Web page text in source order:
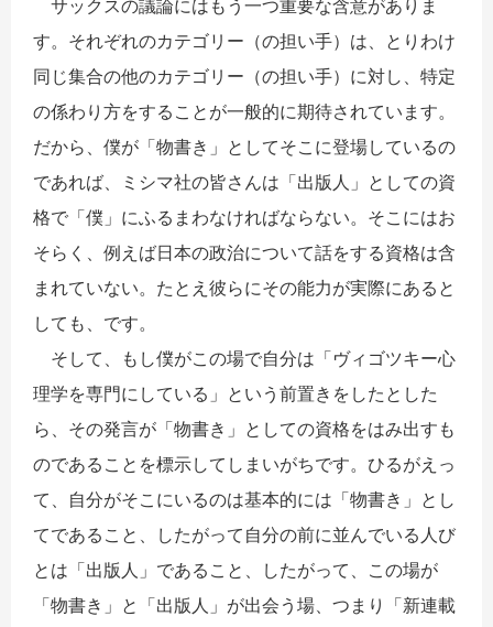
サックスの議論にはもう一つ重要な含意がありま
す。それぞれのカテゴリー（の担い手）は、とりわけ
同じ集合の他のカテゴリー（の担い手）に対し、特定
の係わり方をすることが一般的に期待されています。
だから、僕が「物書き」としてそこに登場しているの
であれば、ミシマ社の皆さんは「出版人」としての資
格で「僕」にふるまわなければならない。そこにはお
そらく、例えば日本の政治について話をする資格は含
まれていない。たとえ彼らにその能力が実際にあると
しても、です。
そして、もし僕がこの場で自分は「ヴィゴツキー心
理学を専門にしている」という前置きをしたとした
ら、その発言が「物書き」としての資格をはみ出すも
のであることを標示してしまいがちです。ひるがえっ
て、自分がそこにいるのは基本的には「物書き」とし
てであること、したがって自分の前に並んでいる人び
とは「出版人」であること、したがって、この場が
「物書き」と「出版人」が出会う場、つまり「新連載